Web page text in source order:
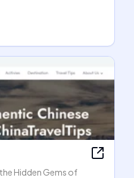
Hidden Gems of